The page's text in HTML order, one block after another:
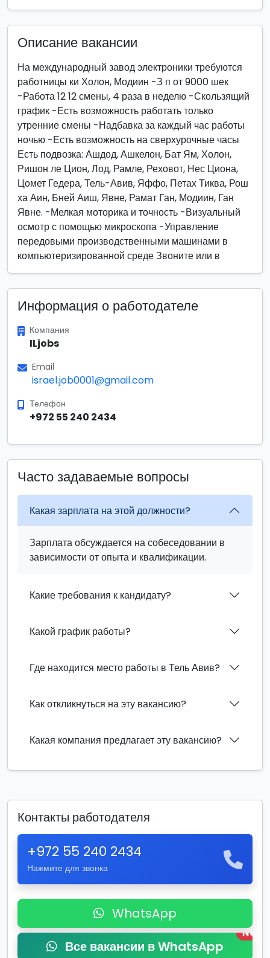
Описание вакансии
На международный завод электроники требуются
работницы ки Холон, Модиин -З п от 9000 шек
-Работа 12 12 смены, 4 раза в неделю -Скользящий
график -Есть возможность работать только
утренние смены -Надбавка за каждый час работы
ночью -Есть возможность на сверхурочные часы
Есть подвозка: Ашдод, Ашкелон, Бат Ям, Холон,
Ришон ле Цион, Лод, Рамле, Реховот, Нес Циона,
Цомет Гедера, Тель-Авив, Яффо, Петах Тиква, Рош
ха Аин, Бней Аиш, Явне, Рамат Ган, Модиин, Ган
Явне. -Мелкая моторика и точность -Визуальный
осмотр с помощью микроскопа -Управление
передовыми производственными машинами в
компьютеризированной среде Звоните или в
Информация о работодателе
Компания
ILjobs
Email
israel.job0001@gmail.com
Телефон
+972 55 240 2434
Часто задаваемые вопросы
Какая зарплата на этой должности?
Зарплата обсуждается на собеседовании в
зависимости от опыта и квалификации.
Какие требования к кандидату?
Какой график работы?
Где находится место работы в Тель Авив?
Как откликнуться на эту вакансию?
Какая компания предлагает эту вакансию?
Контакты работодателя
+972 55 240 2434
Нажмите для звонка
WhatsApp
Все вакансии в WhatsApp
New